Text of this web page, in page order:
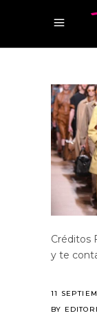
Créditos
y te
11
BY